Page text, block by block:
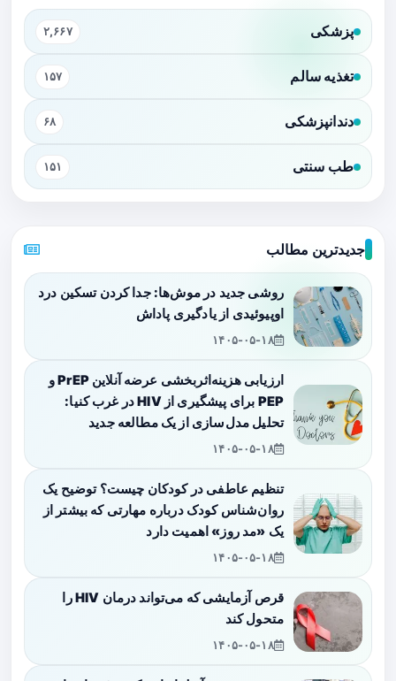
پزشکی ۲,۶۶۷
تغذیه سالم ۱۵۷
دندانپزشکی ۶۸
طب سنتی ۱۵۱
جدیدترین مطالب
روشی جدید در موش‌ها: جدا کردن تسکین درد
اوپیوئیدی از یادگیری پاداش
۱۴۰۵-۰۵-۱۸
ارزیابی هزینه‌اثربخشی عرضه آنلاین PrEP و
PEP برای پیشگیری از HIV در غرب کنیا:
تحلیل مدل‌سازی از یک مطالعه جدید
۱۴۰۵-۰۵-۱۸
تنظیم عاطفی در کودکان چیست؟ توضیح یک
روان‌شناس کودک درباره مهارتی که بیشتر از
یک «مد روز» اهمیت دارد
۱۴۰۵-۰۵-۱۸
قرص آزمایشی که می‌تواند درمان HIV را
متحول کند
۱۴۰۵-۰۵-۱۸